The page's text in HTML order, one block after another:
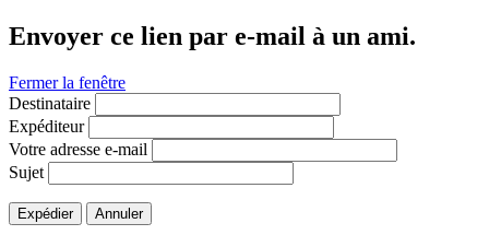
Envoyer ce lien par e-mail à un ami.
Fermer la fenêtre
Destinataire
Expéditeur
Votre adresse e-mail
Sujet
Expédier Annuler